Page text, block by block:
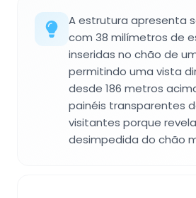
A estrutura apresenta
com 38 milímetros de
inseridas no chão de
permitindo uma vista
desde 186 metros
painéis transparentes
visitantes porque
desimpedida do chão